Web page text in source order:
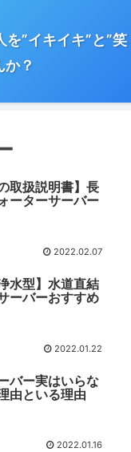
”イキイキ”と”笑
か？
取扱説明書】長
ーターサーバー
2022.02.07
水型】水道直結
ーバーおすすめ
2022.01.22
バー実はいらな
由といる理由
2022.01.16